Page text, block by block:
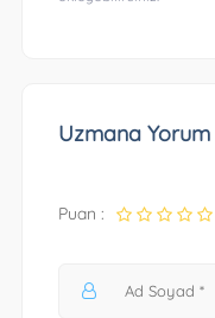
Uzmana Yorum
Puan :